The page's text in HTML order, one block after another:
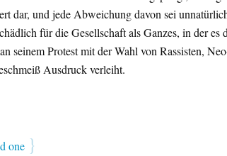
dar, und jede Abweichung davon sei
für die Gesellschaft als Ganzes, in der es
seinem Protest mit der Wahl von Rassisten,
Ausdruck verleiht.
one }